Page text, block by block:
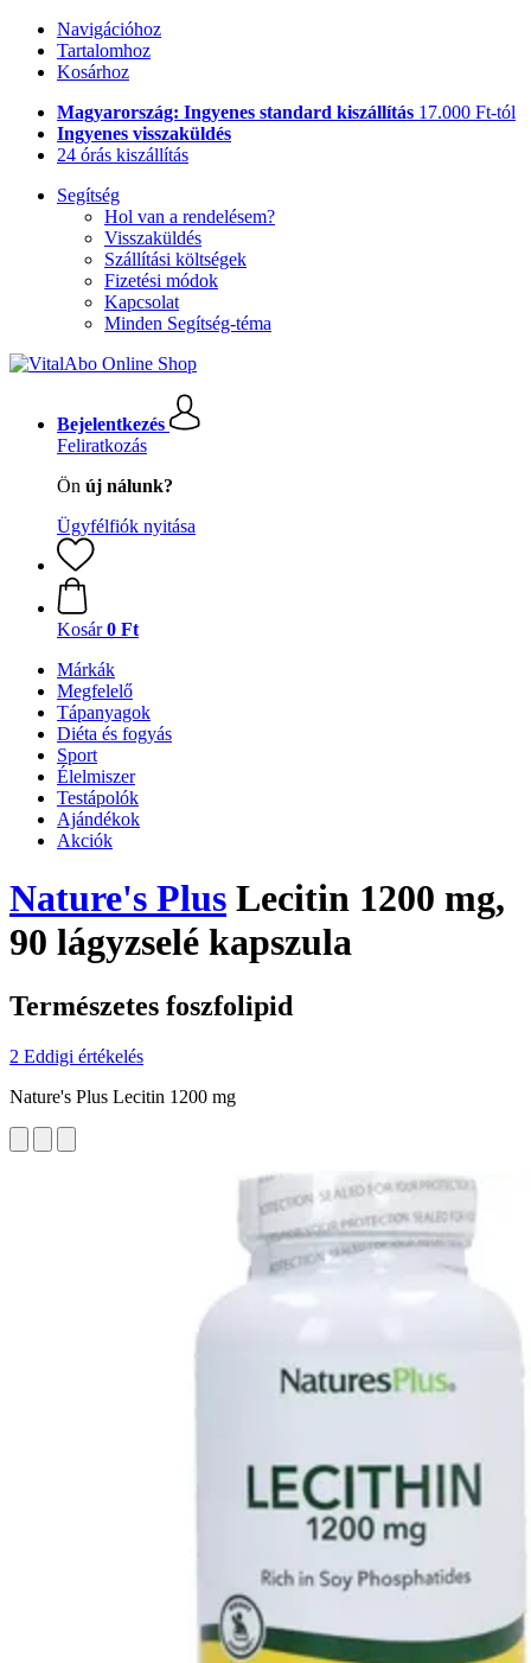
Navigációhoz
Tartalomhoz
Kosárhoz
Magyarország: Ingyenes standard kiszállítás 17.000 Ft-tól
Ingyenes visszaküldés
24 órás kiszállítás
Segítség
Hol van a rendelésem?
Visszaküldés
Szállítási költségek
Fizetési módok
Kapcsolat
Minden Segítség-téma
Bejelentkezés
Feliratkozás
Ön új nálunk?
Ügyfélfiók nyitása
Kosár 0 Ft
Márkák
Megfelelő
Tápanyagok
Diéta és fogyás
Sport
Élelmiszer
Testápolók
Ajándékok
Akciók
Nature's Plus Lecitin 1200 mg,
90 lágyzselé kapszula
Természetes foszfolipid
2 Eddigi értékelés
Nature's Plus Lecitin 1200 mg